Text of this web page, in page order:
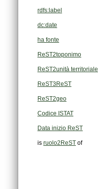
rdfs:label
dc:date
ha fonte
ReST2toponimo
ReST2unità territoriale
ReST3ReST
ReST2geo
Codice ISTAT
Data inizio ReST
is ruolo2ReST of